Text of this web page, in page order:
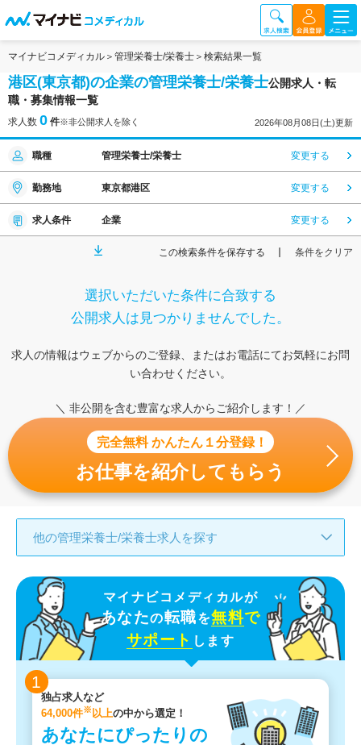
マイナビコメディカル 管理栄養士/栄養士 検索結果一覧
港区(東京都)の企業の管理栄養士/栄養士公開求人・転
職・募集情報一覧
求人数 0 件※非公開求人を除く 2026年08月08日(土)更新
職種 管理栄養士/栄養士 変更する
勤務地 東京都港区 変更する
求人条件 企業 変更する
この検索条件を保存する 条件をクリア
選択いただいた条件に合致する
公開求人は見つかりませんでした。
求人の情報はウェブからのご登録、またはお電話にてお気軽にお問
い合わせください。
＼ 非公開を含む豊富な求人からご紹介します！／
完全無料 かんたん１分登録！
お仕事を紹介してもらう
他の管理栄養士/栄養士求人を探す
マイナビコメディカルが
あなたの転職を無料で
サポート します
1
独占求人など
64,000件※以上の中から選定！
あなたにぴったりの